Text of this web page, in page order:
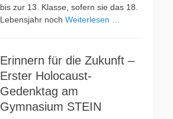
bis zur 13. Klasse, sofern sie das 18.
Lebensjahr noch Weiterlesen …
Erinnern für die Zukunft –
Erster Holocaust-
Gedenktag am
Gymnasium STEIN